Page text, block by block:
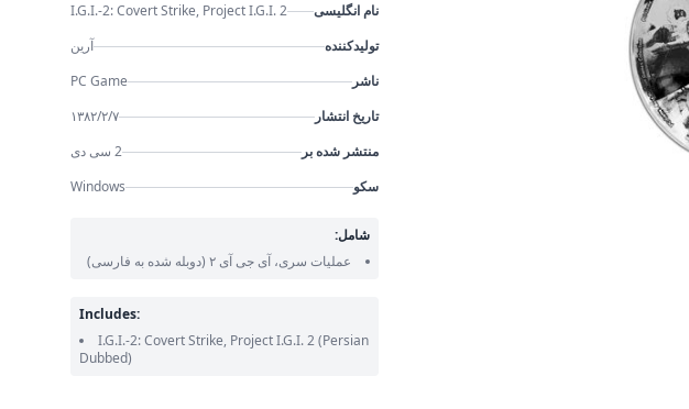
نام انگلیسی
I.G.I.-2: Covert Strike, Project I.G.I. 2
تولیدکننده
آرین
ناشر
PC Game
تاریخ انتشار
۱۳۸۲/۲/۷
منتشر شده بر
2 سی دی
سکو
Windows
شامل:
عملیات سری، آی جی آی ۲
(دوبله شده به فارسی)
Includes:
I.G.I.-2: Covert Strike, Project I.G.I. 2(Persian
Dubbed)